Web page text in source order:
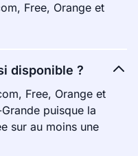
Free, Orange et
disponible ?
Free, Orange et
puisque la
sur au moins une